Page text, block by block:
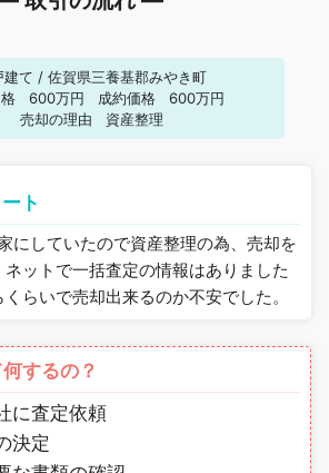
建て / 佐賀県三養基郡みやき町
600万円 成約価格
600万円
売却の理由
資産整理
ト
にしていたので資産整理の為、売却を
ットで一括査定の情報はありました
らいで売却出来るのか不安でした。
するの？
に査定依頼
決定